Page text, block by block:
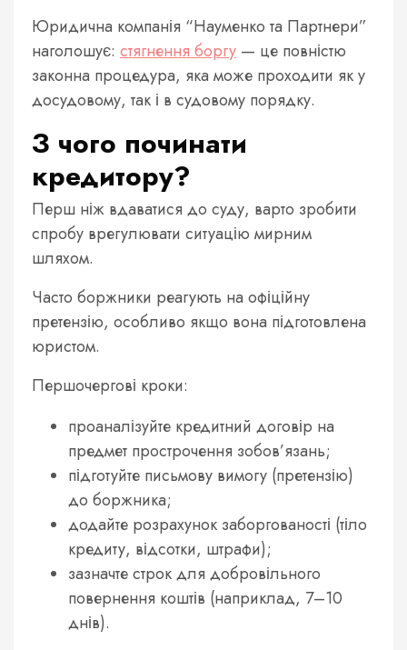
Юридична компанія “Науменко та Партнери”
наголошує: стягнення боргу — це повністю
законна процедура, яка може проходити як у
досудовому, так і в судовому порядку.
З чого починати
кредитору?
Перш ніж вдаватися до суду, варто зробити
спробу врегулювати ситуацію мирним
шляхом.
Часто боржники реагують на офіційну
претензію, особливо якщо вона підготовлена
юристом.
Першочергові кроки:
проаналізуйте кредитний договір на
предмет прострочення зобов’язань;
підготуйте письмову вимогу (претензію)
до боржника;
додайте розрахунок заборгованості (тіло
кредиту, відсотки, штрафи);
зазначте строк для добровільного
повернення коштів (наприклад, 7–10
днів).